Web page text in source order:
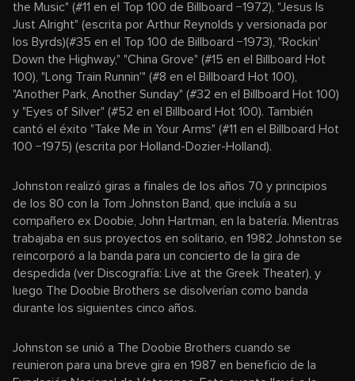
the Music" (#11 en el Top 100 de Billboard −1972), "Jesus Is
Just Alright" (escrita por Arthur Reynolds y versionada por
los Byrds)(#35 en el Top 100 de Billboard −1973), "Rockin'
Down the Highway," "China Grove" (#15 en el Billboard Hot
100), "Long Train Runnin'" (#8 en el Billboard Hot 100),
"Another Park, Another Sunday" (#32 en el Billboard Hot 100)
y "Eyes of Silver" (#52 en el Billboard Hot 100). También
cantó el éxito "Take Me in Your Arms" (#11 en el Billboard Hot
100 −1975) (escrita por Holland-Dozier-Holland).
Johnston realizó giras a finales de los años 70 y principios
de los 80 con la Tom Johnston Band, que incluía a su
compañero ex Doobie, John Hartman, en la batería. Mientras
trabajaba en sus proyectos en solitario, en 1982 Johnston se
reincorporó a la banda para un concierto de la gira de
despedida (ver Discografía: Live at the Greek Theater), y
luego The Doobie Brothers se disolverían como banda
durante los siguientes cinco años.
Johnston se unió a The Doobie Brothers cuando se
reunieron para una breve gira en 1987 en beneficio de la